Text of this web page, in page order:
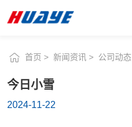
今
日
小
首页 新闻资讯 公司动态
今日小雪
2024-11-22